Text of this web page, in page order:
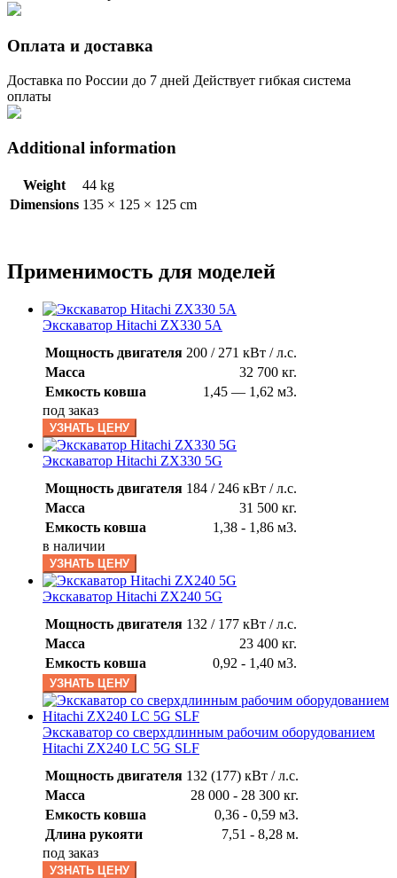
Оплата и доставка
Доставка по России до 7 дней Действует гибкая система
оплаты
Additional information
Weight
44 kg
Dimensions 135 × 125 × 125 cm
Применимость для моделей
Экскаватор Hitachi ZX330 5A
Мощность двигателя 200 / 271 кВт / л.с.
Масса
32 700 кг.
Емкость ковша
1,45 — 1,62 м3.
под заказ
УЗНАТЬ ЦЕНУ
Экскаватор Hitachi ZX330 5G
Мощность двигателя 184 / 246 кВт / л.с.
Масса
31 500 кг.
Емкость ковша
1,38 - 1,86 м3.
в наличии
УЗНАТЬ ЦЕНУ
Экскаватор Hitachi ZX240 5G
Мощность двигателя 132 / 177 кВт / л.с.
Масса
23 400 кг.
Емкость ковша
0,92 - 1,40 м3.
УЗНАТЬ ЦЕНУ
Экскаватор со сверхдлинным рабочим оборудованием
Hitachi ZX240 LC 5G SLF
Мощность двигателя 132 (177) кВт / л.с.
Масса
28 000 - 28 300 кг.
Емкость ковша
0,36 - 0,59 м3.
Длина рукояти
7,51 - 8,28 м.
под заказ
УЗНАТЬ ЦЕНУ